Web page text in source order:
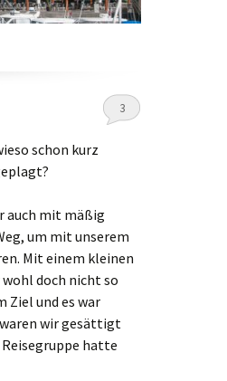
3
schon kurz
auch mit mäßig
um mit unserem
Mit einem kleinen
doch nicht so
Ziel und es war
wir gesättigt
hatte